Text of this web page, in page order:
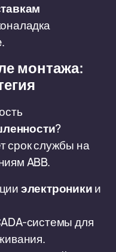
монтажа:
?
срок службы на
ABB.
электроникии
системы для